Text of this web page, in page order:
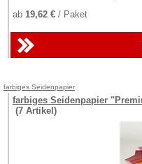
ab 19,62 € / Paket
farbiges Seidenpapier
farbiges Seidenpapier
(7 Artikel)